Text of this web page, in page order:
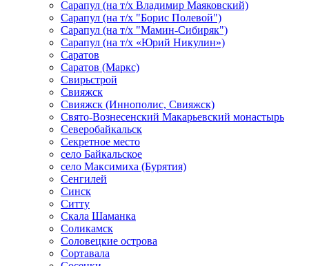
Сарапул (на т/х Владимир Маяковский)
Сарапул (на т/х "Борис Полевой")
Сарапул (на т/х "Мамин-Сибиряк")
Сарапул (на т/х «Юрий Никулин»)
Саратов
Саратов (Маркс)
Свирьстрой
Свияжск
Свияжск (Иннополис, Свияжск)
Свято-Вознесенский Макарьевский монастырь
Северобайкальск
Секретное место
село Байкальское
село Максимиха (Бурятия)
Сенгилей
Синск
Ситту
Скала Шаманка
Соликамск
Соловецкие острова
Сортавала